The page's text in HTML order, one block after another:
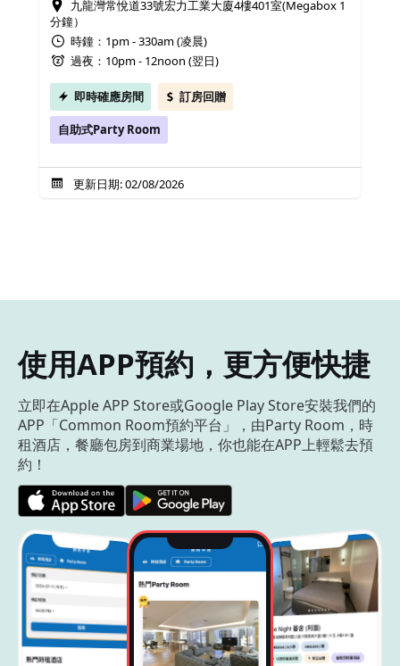
九龍灣常悅道33號宏力工業大廈4樓401室(Megabox 1
分鐘）
時鐘：1pm - 330am (凌晨)
過夜：10pm - 12noon (翌日)
即時確應房間 訂房回贈
自助式Party Room
更新日期: 02/08/2026
使用APP預約，更方便快捷
立即在Apple APP Store或Google Play Store安裝我們的
APP「Common Room預約平台」，由Party Room，時
租酒店，餐廳包房到商業場地，你也能在APP上輕鬆去預
約！